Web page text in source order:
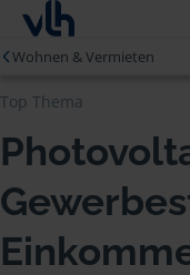
Wohnen & Vermieten
Top Thema